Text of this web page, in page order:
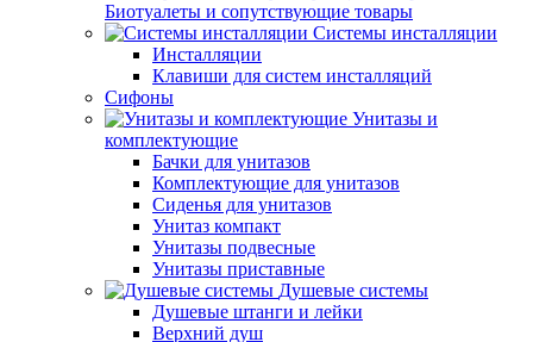
Биотуалеты и сопутствующие товары
Системы инсталляции
Инсталляции
Клавиши для систем инсталляций
Сифоны
Унитазы и
комплектующие
Бачки для унитазов
Комплектующие для унитазов
Сиденья для унитазов
Унитаз компакт
Унитазы подвесные
Унитазы приставные
Душевые системы
Душевые штанги и лейки
Верхний душ